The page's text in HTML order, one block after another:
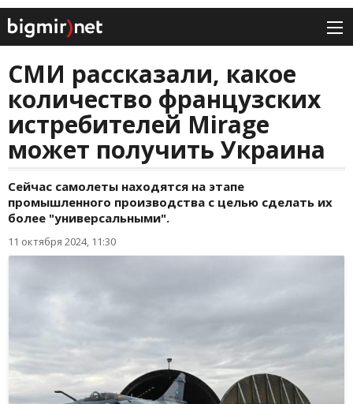
СМИ рассказали, какое
количество французских
истребителей Mirage
может получить Украина
Сейчас самолеты находятся на этапе
промышленного производства с целью сделать их
более "универсальными".
11 октября 2024, 11:30